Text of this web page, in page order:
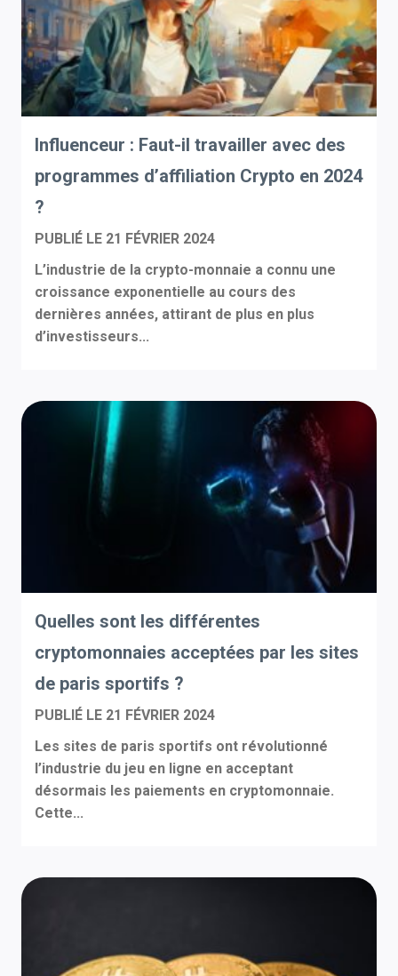
Influenceur : Faut-il travailler avec des
programmes d’affiliation Crypto en 2024
?
PUBLIÉ LE 21 FÉVRIER 2024
L’industrie de la crypto-monnaie a connu une
croissance exponentielle au cours des
dernières années, attirant de plus en plus
d’investisseurs...
Quelles sont les différentes
cryptomonnaies acceptées par les sites
de paris sportifs ?
PUBLIÉ LE 21 FÉVRIER 2024
Les sites de paris sportifs ont révolutionné
l’industrie du jeu en ligne en acceptant
désormais les paiements en cryptomonnaie.
Cette...